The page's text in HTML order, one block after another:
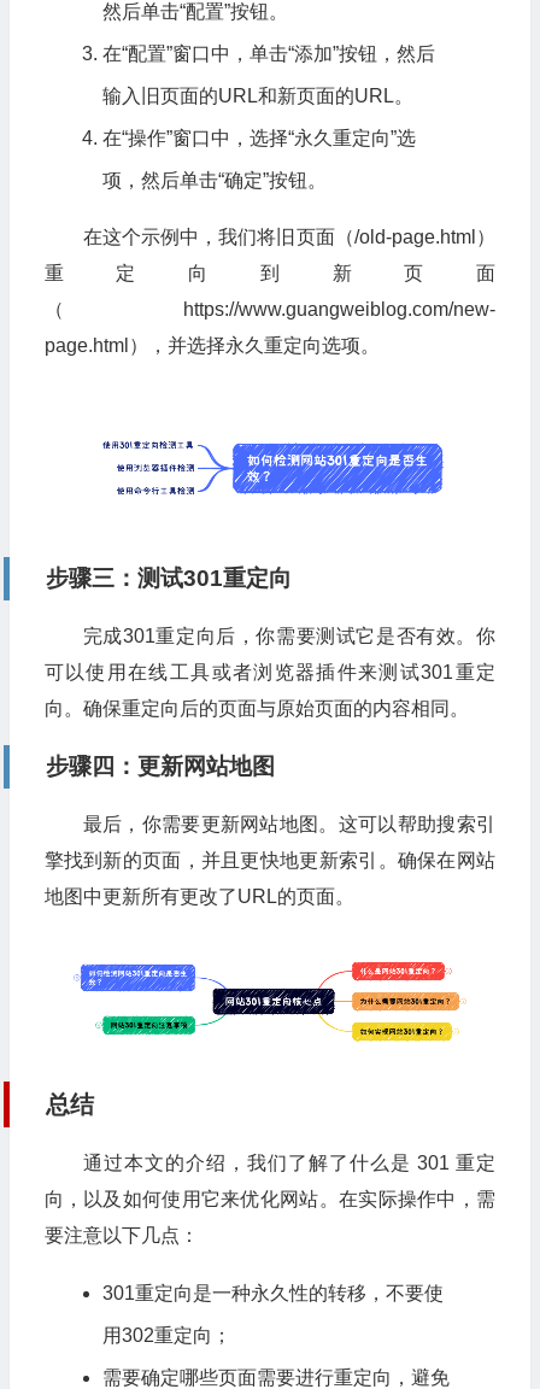
然后单击“配置”按钮。
在“配置”窗口中，单击“添加”按钮，然后
输入旧页面的URL和新页面的URL。
在“操作”窗口中，选择“永久重定向”选
项，然后单击“确定”按钮。
在这个示例中，我们将旧页面（/old-page.html）
重定向到新页面
（https://www.guangweiblog.com/new-
page.html），并选择永久重定向选项。
步骤三：测试301重定向
完成301重定向后，你需要测试它是否有效。你
可以使用在线工具或者浏览器插件来测试301重定
向。确保重定向后的页面与原始页面的内容相同。
步骤四：更新网站地图
最后，你需要更新网站地图。这可以帮助搜索引
擎找到新的页面，并且更快地更新索引。确保在网站
地图中更新所有更改了URL的页面。
总结
通过本文的介绍，我们了解了什么是 301 重定
向，以及如何使用它来优化网站。在实际操作中，需
要注意以下几点：
301重定向是一种永久性的转移，不要使
用302重定向 ；
需要确定哪些页面需要进行重定向，避免